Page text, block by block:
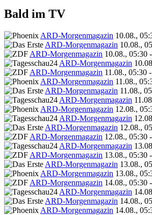
Bald im TV
ARD-Morgenmagazin 10.08.,
ARD-Morgenmagazin 10.08.,
ARD-Morgenmagazin 10.08., 05:30
ARD-Morgenmagazin
ARD-Morgenmagazin 11.08., 05:30
ARD-Morgenmagazin 11.08.,
ARD-Morgenmagazin 11.08.,
ARD-Morgenmagazin
ARD-Morgenmagazin 12.08.,
ARD-Morgenmagazin
ARD-Morgenmagazin 12.08.,
ARD-Morgenmagazin 12.08., 05:30
ARD-Morgenmagazin
ARD-Morgenmagazin 13.08., 05:30
ARD-Morgenmagazin 13.08.,
ARD-Morgenmagazin 13.08.,
ARD-Morgenmagazin 14.08., 05:30
ARD-Morgenmagazin
ARD-Morgenmagazin 14.08.,
ARD-Morgenmagazin 14.08.,